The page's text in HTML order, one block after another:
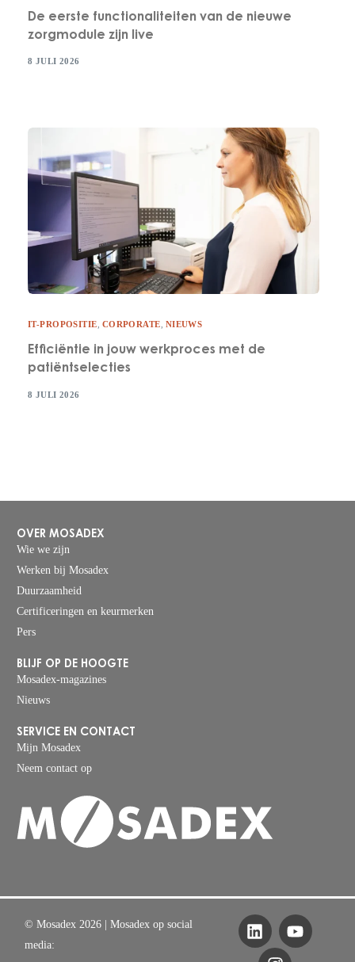
De eerste functionaliteiten van de nieuwe
zorgmodule zijn live
8 JULI 2026
IT-PROPOSITIE CORPORATE NIEUWS
Efficiëntie in jouw werkproces met de
patiëntselecties
8 JULI 2026
OVER MOSADEX
Wie we zijn
Werken bij Mosadex
Duurzaamheid
Certificeringen en keurmerken
Pers
BLIJF OP DE HOOGTE
Mosadex-magazines
Nieuws
SERVICE EN CONTACT
Mijn Mosadex
Neem contact op
© Mosadex 2026| Mosadex op social
media: